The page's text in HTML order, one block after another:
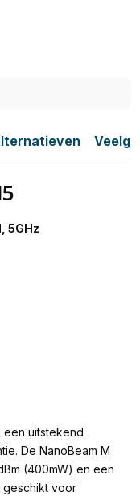
5GHz
een uitstekend
De NanoBeam M
(400mW) en een
geschikt voor